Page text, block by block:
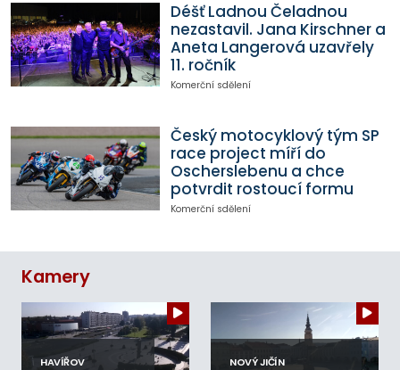
Déšť Ladnou Čeladnou
nezastavil. Jana Kirschner a
Aneta Langerová uzavřely
11. ročník
Komerční sdělení
Český motocyklový tým SP
race project míří do
Oscherslebenu a chce
potvrdit rostoucí formu
Komerční sdělení
Kamery
HAVÍŘOV NOVÝ JIČÍN